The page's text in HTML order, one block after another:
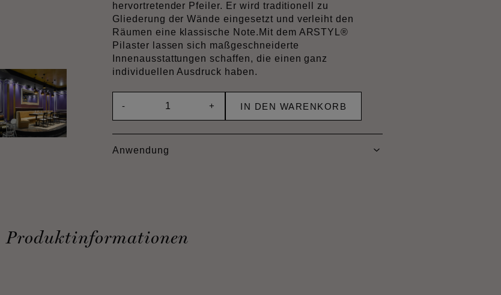
hervortretender Pfeiler. Er wird traditionell zu
Gliederung der Wände eingesetzt und verleiht den
Räumen eine klassische Note.Mit dem ARSTYL®
Pilaster lassen sich maßgeschneiderte
Innenausstattungen schaffen, die einen ganz
individuellen Ausdruck haben.
- + IN DEN WARENKORB
Anwendung
Produktinformationen